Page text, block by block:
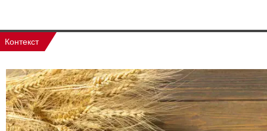
Контекст